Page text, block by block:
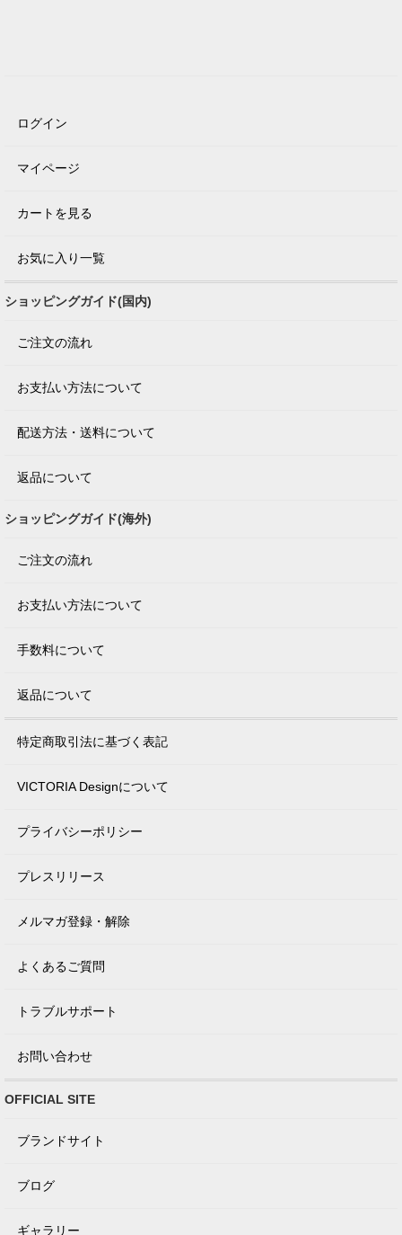
ログイン
マイページ
カートを見る
お気に入り一覧
ショッピングガイド(国内)
ご注文の流れ
お支払い方法について
配送方法・送料について
返品について
ショッピングガイド(海外)
ご注文の流れ
お支払い方法について
手数料について
返品について
特定商取引法に基づく表記
VICTORIA Designについて
プライバシーポリシー
プレスリリース
メルマガ登録・解除
よくあるご質問
トラブルサポート
お問い合わせ
OFFICIAL SITE
ブランドサイト
ブログ
ギャラリー